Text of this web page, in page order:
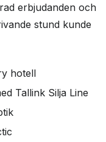
erbjudanden och
stund kunde
hotell
Tallink Silja Line